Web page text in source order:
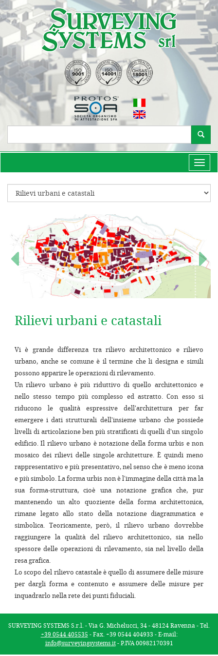
Rilievi urbani e catastali
Vi è grande differenza tra rilievo architettonico e rilievo
urbano, anche se comune è il termine che li designa e simili
possono apparire le operazioni di rilevamento.
Un rilievo urbano è più riduttivo di quello architettonico e
nello stesso tempo più complesso ed astratto. Con esso si
riducono le qualità espressive dell'architettura per far
emergere i dati strutturali dell'insieme urbano che possiede
livelli di articolazione ben più stratificati di quelli d'un singolo
edificio. Il rilievo urbano è notazione della forma urbis e non
mosaico dei rilievi delle singole architetture. È quindi meno
rappresentativo e più presentativo, nel senso che è meno icona
e più simbolo. La forma urbis non è l'immagine della città ma la
sua forma-struttura, cioè una notazione grafica che, pur
mantenendo un alto quoziente della forma architettonica,
rimane legato allo stato della notazione diagrammatica e
simbolica. Teoricamente, però, il rilievo urbano dovrebbe
raggiungere la qualità del rilievo architettonico, sia nello
spessore delle operazioni di rilevamento, sia nel livello della
resa grafica.
Lo scopo del rilievo catastale è quello di assumere delle misure
per dargli forma e contenuto e assumere delle misure per
inquadrarlo nella rete dei punti fiduciali.
SURVEYING SYSTEMS S.r.l. - Via G. Michelucci, 34 - 48124 Ravenna - Tel.
+39 0544 405535 - Fax. +39 0544 404933 - E-mail:
info@surveyingsystems.it- P.IVA 00982170391